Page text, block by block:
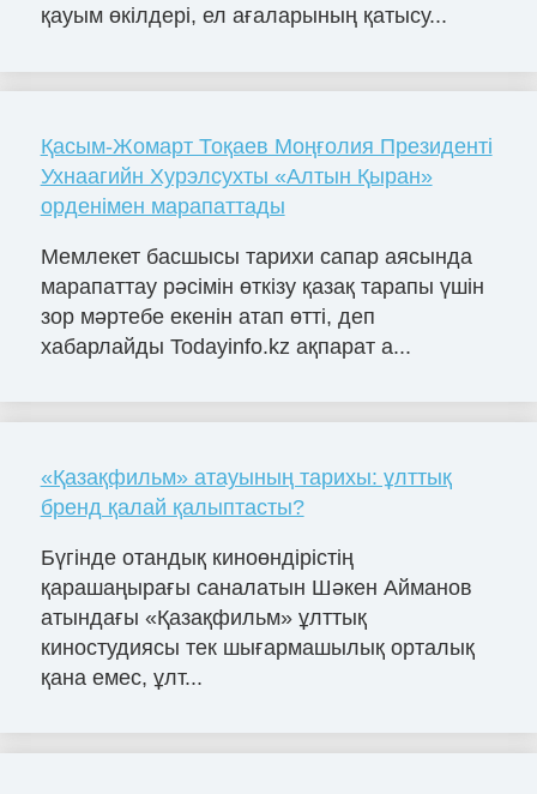
қауым өкілдері, ел ағаларының қатысу...
Қасым-Жомарт Тоқаев Моңғолия Президенті
Ухнаагийн Хурэлсухты «Алтын Қыран»
орденімен марапаттады
Мемлекет басшысы тарихи сапар аясында
марапаттау рәсімін өткізу қазақ тарапы үшін
зор мәртебе екенін атап өтті, деп
хабарлайды Todayinfo.kz ақпарат а...
«Қазақфильм» атауының тарихы: ұлттық
бренд қалай қалыптасты?
Бүгінде отандық киноөндірістің
қарашаңырағы саналатын Шәкен Айманов
атындағы «Қазақфильм» ұлттық
киностудиясы тек шығармашылық орталық
қана емес, ұлт...